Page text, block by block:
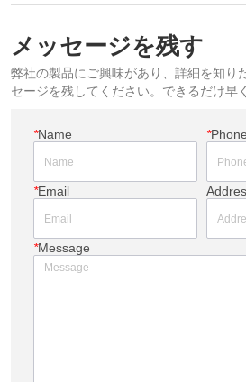
メッセージを残す
弊社の製品にご興味があり、詳細を知り
セージを残してください。できるだけ早
*Name *Phone
*Email
*Message